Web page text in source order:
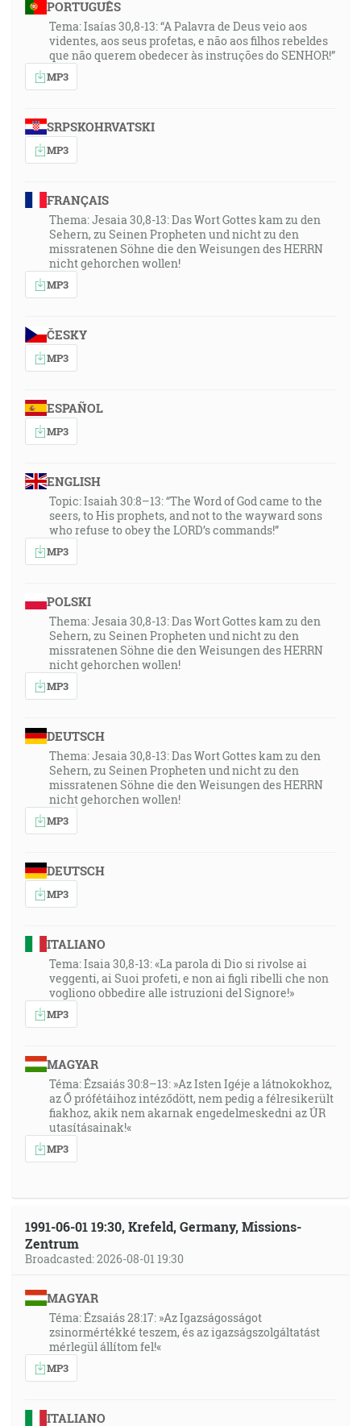
PORTUGUÊS
Tema: Isaías 30,8-13: “A Palavra de Deus veio aos
videntes, aos seus profetas, e não aos filhos rebeldes
que não querem obedecer às instruções do SENHOR!”
MP3
SRPSKOHRVATSKI
MP3
FRANÇAIS
Thema: Jesaia 30,8-13: Das Wort Gottes kam zu den
Sehern, zu Seinen Propheten und nicht zu den
missratenen Söhne die den Weisungen des HERRN
nicht gehorchen wollen!
MP3
ČESKY
MP3
ESPAÑOL
MP3
ENGLISH
Topic: Isaiah 30:8–13: “The Word of God came to the
seers, to His prophets, and not to the wayward sons
who refuse to obey the LORD’s commands!”
MP3
POLSKI
Thema: Jesaia 30,8-13: Das Wort Gottes kam zu den
Sehern, zu Seinen Propheten und nicht zu den
missratenen Söhne die den Weisungen des HERRN
nicht gehorchen wollen!
MP3
DEUTSCH
Thema: Jesaia 30,8-13: Das Wort Gottes kam zu den
Sehern, zu Seinen Propheten und nicht zu den
missratenen Söhne die den Weisungen des HERRN
nicht gehorchen wollen!
MP3
DEUTSCH
MP3
ITALIANO
Tema: Isaia 30,8-13: «La parola di Dio si rivolse ai
veggenti, ai Suoi profeti, e non ai figli ribelli che non
vogliono obbedire alle istruzioni del Signore!»
MP3
MAGYAR
Téma: Ézsaiás 30:8–13: »Az Isten Igéje a látnokokhoz,
az Ő prófétáihoz intéződött, nem pedig a félresikerült
fiakhoz, akik nem akarnak engedelmeskedni az ÚR
utasításainak!«
MP3
1991-06-01 19:30, Krefeld, Germany, Missions-
Zentrum
Broadcasted: 2026-08-01 19:30
MAGYAR
Téma: Ézsaiás 28:17: »Az Igazságosságot
zsinormértékké teszem, és az igazságszolgáltatást
mérlegül állítom fel!«
MP3
ITALIANO